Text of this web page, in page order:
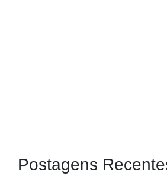
Postagens